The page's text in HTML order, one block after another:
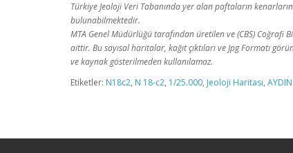
Türkiye Jeoloji Veri Tabanında yer alan paftaların
bulunabilmektedir.
MTA Genel Müdürlüğü tarafından üretilen ve (CBS) Coğrafi
aittir. Bu sayısal haritalar, kağıt çıktıları ve Jpg Formatı
ve kaynak gösterilmeden kullanılamaz.
Etiketler: N18c2, N 18-c2, 1/25.000, Jeoloji Haritası, AYDIN